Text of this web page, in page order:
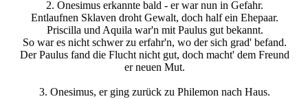
2. Onesimus erkannte bald - er war nun in Gefahr.
Entlaufnen Sklaven droht Gewalt, doch half ein Ehepaar.
Priscilla und Aquila war'n mit Paulus gut bekannt.
So war es nicht schwer zu erfahr'n, wo der sich grad' befand.
Der Paulus fand die Flucht nicht gut, doch macht' dem Freund
er neuen Mut.
3. Onesimus, er ging zurück zu Philemon nach Haus.